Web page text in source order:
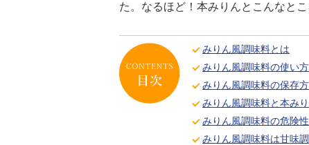
た。なるほど！本みりんとこんなと
みりん風調味料とは
みりん風調味料の使い方
みりん風調味料の保存
みりん風調味料と本み
みりん風調味料の危険
みりん風調味料は甘味